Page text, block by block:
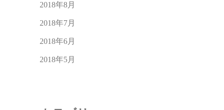
2018年8月
2018年7月
2018年6月
2018年5月